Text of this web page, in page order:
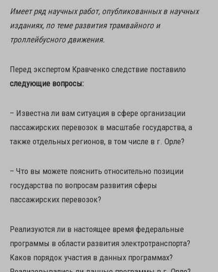
Имеет ряд научных работ, опубликованных в научных
изданиях, по теме развития трамвайного и
троллейбусного движения.
Перед экспертом Кравченко следствие поставило
следующие вопросы:
– Известна ли вам ситуация в сфере организации
пассажирских перевозок в масштабе государства, а
также отдельных регионов, в том числе в г. Орле?
– Что вы можете пояснить относительно позиции
государства по вопросам развития сферы
пассажирских перевозок?
Реализуются ли в настоящее время федеральные
программы в области развития электротранспорта?
Каков порядок участия в данных программах?